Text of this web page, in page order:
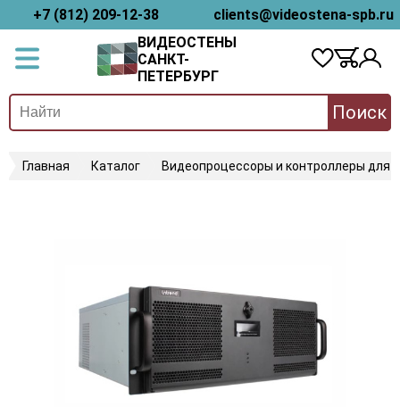
+7 (812) 209-12-38
clients@videostena-spb.ru
ВИДЕОСТЕНЫ
САНКТ-
ПЕТЕРБУРГ
Поиск
Главная Каталог Видеопроцессоры и контроллеры для